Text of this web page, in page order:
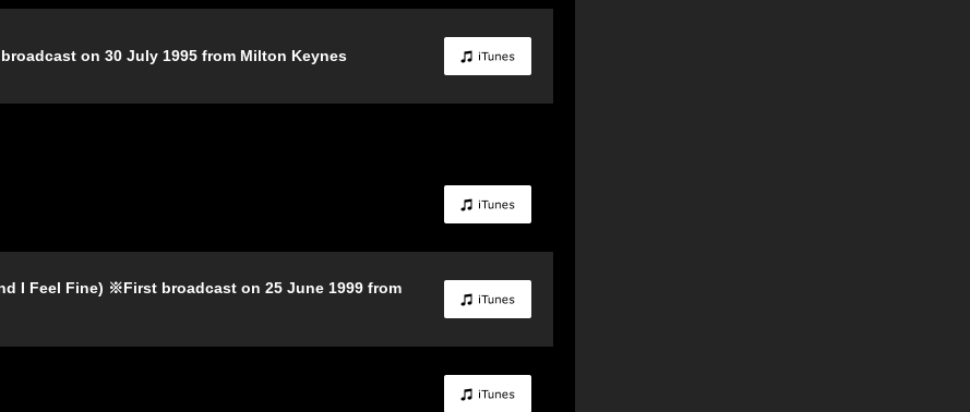
on 30 July 1995 from Milton Keynes
I Feel Fine) ※First broadcast on 25 June 1999 from